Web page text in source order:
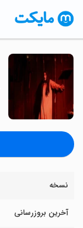
نسخه
آخرین بروزرسانی